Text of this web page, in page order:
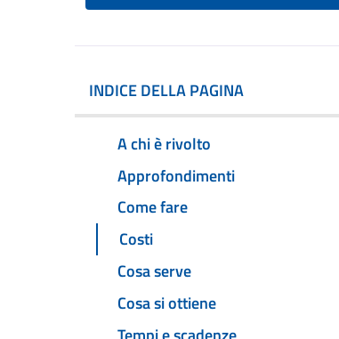
INDICE DELLA PAGINA
A chi è rivolto
Approfondimenti
Come fare
Costi
Cosa serve
Cosa si ottiene